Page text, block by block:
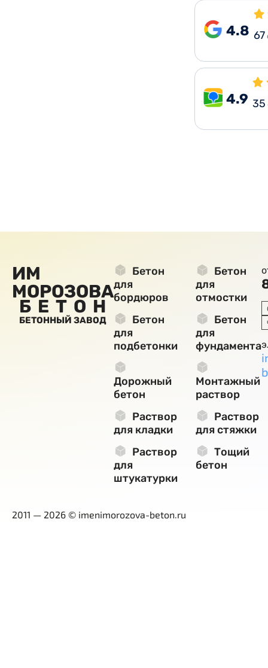
4.8 67
4.9 35
ИМ
МОРОЗОВА
БЕТОН
БЕТОННЫЙ ЗАВОД
Бетон
для
бордюров
Бетон
для
отмостки
Бетон
для
подбетонки
Бетон
для
фундамента
Дорожный
бетон
Монтажный
раствор
Раствор
для кладки
Раствор
для стяжки
Раствор
для
штукатурки
Тощий
бетон
2011 — 2026 © imenimorozova-beton.ru